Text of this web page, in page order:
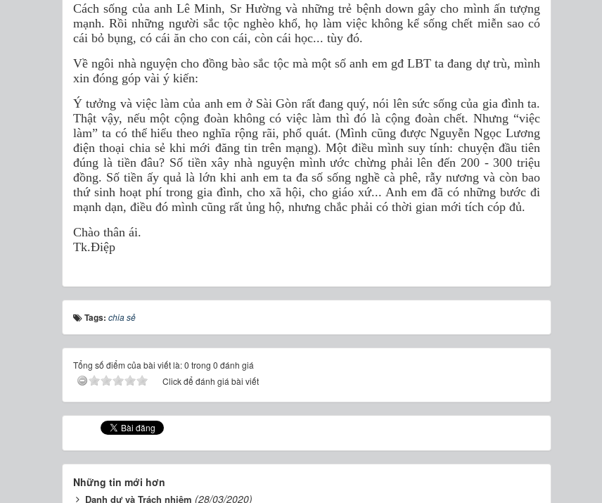
Cách sống của anh Lê Minh, Sr Hường và những trẻ bệnh down gây cho mình ấn tượng
mạnh. Rồi những người sắc tộc nghèo khổ, họ làm việc không kể sống chết miễn sao có
cái bỏ bụng, có cái ăn cho con cái, còn cái học... tùy đó.
Về ngôi nhà nguyện cho đồng bào sắc tộc mà một số anh em gđ LBT ta đang dự trù, mình
xin đóng góp vài ý kiến:
Ý tưởng và việc làm của anh em ở Sài Gòn rất đang quý, nói lên sức sống của gia đình ta.
Thật vậy, nếu một cộng đoàn không có việc làm thì đó là cộng đoàn chết. Nhưng “việc
làm” ta có thể hiểu theo nghĩa rộng rãi, phổ quát. (Mình cũng được Nguyễn Ngọc Lương
điện thoại chia sẻ khi mới đăng tin trên mạng). Một điều mình suy tính: chuyện đầu tiên
đúng là tiền đâu? Số tiền xây nhà nguyện mình ước chừng phải lên đến 200 - 300 triệu
đồng. Số tiền ấy quả là lớn khi anh em ta đa số sống nghề cà phê, rẫy nương và còn bao
thứ sinh hoạt phí trong gia đình, cho xã hội, cho giáo xứ... Anh em đã có những bước đi
mạnh dạn, điều đó mình cũng rất ủng hộ, nhưng chắc phải có thời gian mới tích cóp đủ.
Chào thân ái.
Tk.Điệp
Tags:chia sẻ
Tổng số điểm của bài viết là: 0 trong 0 đánh giá
Click để đánh giá bài viết
Những tin mới hơn
Danh dự và Trách nhiệm (28/03/2020)